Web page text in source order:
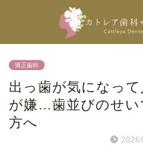
矯正歯科
出っ歯が気になっ
が嫌…歯並びのせい
方へ
2026